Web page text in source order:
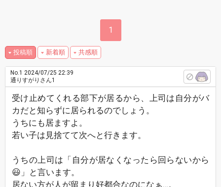
1
投稿順 新着順 共感順
No.1 2024/07/25 22:39
通りすがりさん1
受け止めてくれる部下が居るから、上司は自分がバ
カだと知らずに居られるのでしょう。
うちにも居ますよ。
若い子は見捨てて次へと行きます。
うちの上司は「自分が居なくなったら回らないから
😃」と言います。
居ない方が人が留まり好都合なのになぁ…。